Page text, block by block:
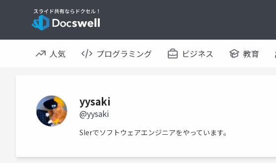
人気 プログラミング ビジネス 教育
yysaki
@yysaki
SIerでソフトウェアエンジニアをやっています。